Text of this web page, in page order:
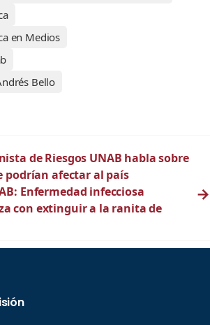
en Medios
Bello
de Riesgos UNAB habla sobre
podrían afectar al país
Enfermedad infecciosa
con extinguir a la ranita de
→